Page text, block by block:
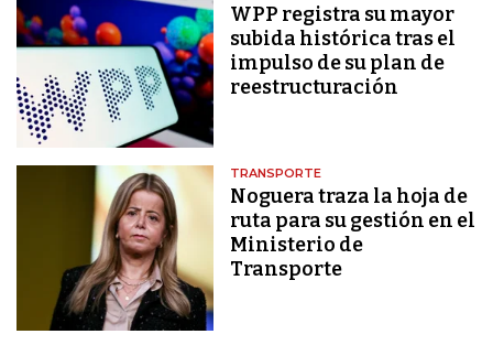
WPP registra su mayor
subida histórica tras el
impulso de su plan de
reestructuración
TRANSPORTE
Noguera traza la hoja de
ruta para su gestión en el
Ministerio de
Transporte